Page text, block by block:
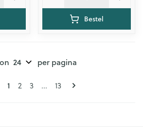
Bestel
Pagina's
U lees momenteel pagina
1 Pagina
2 Pagina
3 ... Pagina
13
per pagina